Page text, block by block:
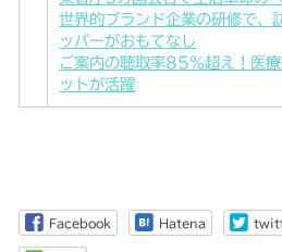
世界的ブランド企業の研修で、
ッパーがおもてなし
ご案内の聴取率85%超え！医
ットが活躍
Facebook Hatena